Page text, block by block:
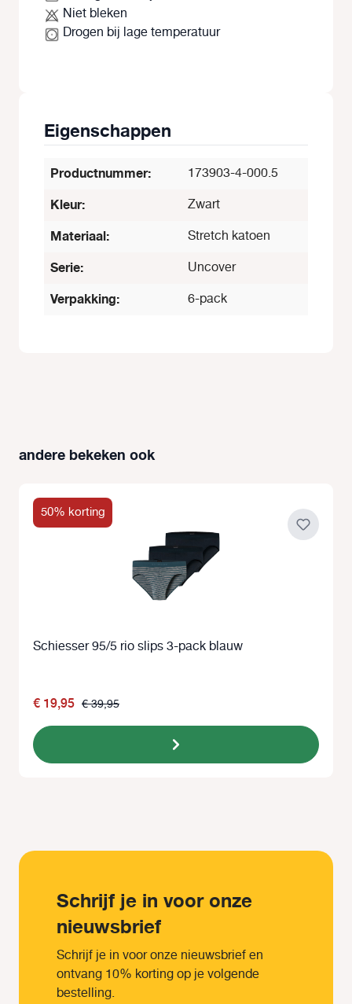
Niet bleken
Drogen bij lage temperatuur
Eigenschappen
Productnummer: 173903-4-000.5
Kleur: Zwart
Materiaal: Stretch katoen
Serie: Uncover
Verpakking: 6-pack
Productgalerij overslaan
andere bekeken ook
50% korting
Schiesser 95/5 rio slips 3-pack blauw
€ 19,95 € 39,95
Schrijf je in voor onze
nieuwsbrief
Schrijf je in voor onze nieuwsbrief en
ontvang 10% korting op je volgende
bestelling.